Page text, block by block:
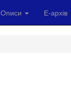
Описи Е-архів